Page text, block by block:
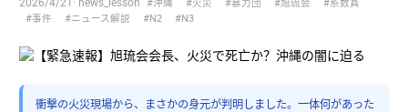
2026/4/21 · news_lesson #沖縄 #火災 #暴力団 #旭琉会
#糸数真
#事件
#ニュース解説 #N2 #N3
衝撃の火災現場から、まさかの身元が判明しました。一体何があった